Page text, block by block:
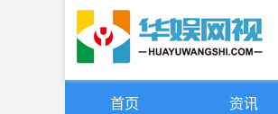
首页 资讯